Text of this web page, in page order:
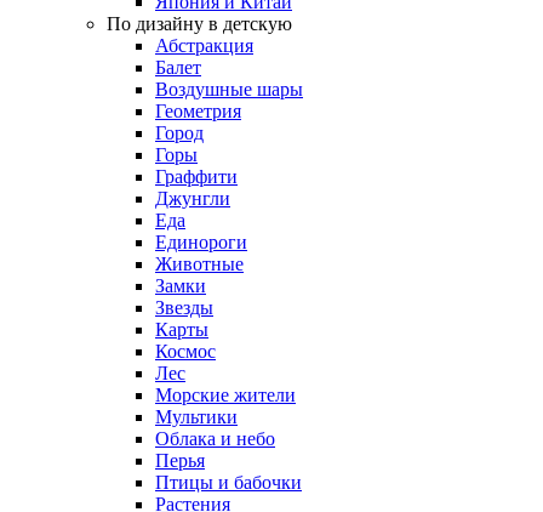
По дизайну в детскую
Абстракция
Балет
Воздушные шары
Геометрия
Город
Горы
Граффити
Джунгли
Еда
Единороги
Животные
Замки
Звезды
Карты
Космос
Лес
Морские жители
Мультики
Облака и небо
Перья
Птицы и бабочки
Растения